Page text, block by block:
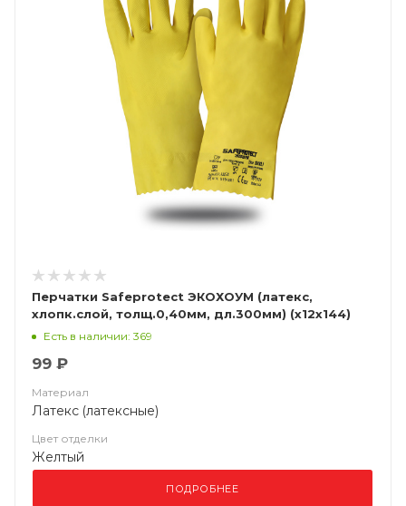
Перчатки Safeprotect ЭКОХОУМ (латекс,
хлопк.слой, толщ.0,40мм, дл.300мм) (х12х144)
Есть в наличии: 369
99 ₽
Материал
Латекс (латексные)
Цвет отделки
Желтый
ПОДРОБНЕЕ